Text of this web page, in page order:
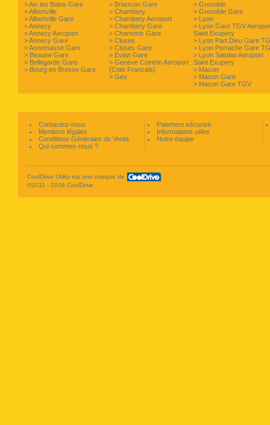
>Aix les Bains Gare
>Albertville
>Albertville Gare
>Annecy
>Annecy Aeroport
>Annecy Gare
>Annemasse Gare
> Beaune Gare
> Bellegarde Gare
> Bourg en Bresse Gare
> Briancon Gare
> Chambery
> Chambery Aeroport
> Chambery Gare
> Chamonix Gare
> Cluses
> Cluses Gare
> Evian Gare
> Geneve Cointrin Aeroport
(Cote Francais)
> Gex
>Grenoble
>Grenoble Gare
> Lyon
> Lyon Gare TGV
Saint Exupery
> Lyon Part Dieu Gare
> Lyon Perrache Gare
> Lyon Satolas Aeroport
Saint Exupery
> Macon
> Macon Gare
> Macon Gare TGV
Contactez-nous
Mentions légales
Conditions Générales de Vente
Qui sommes-nous ?
Paiement sécurisé
Informations utiles
Notre équipe
CoolDrive Utility est une marque de
©2011 - 2016 CoolDrive